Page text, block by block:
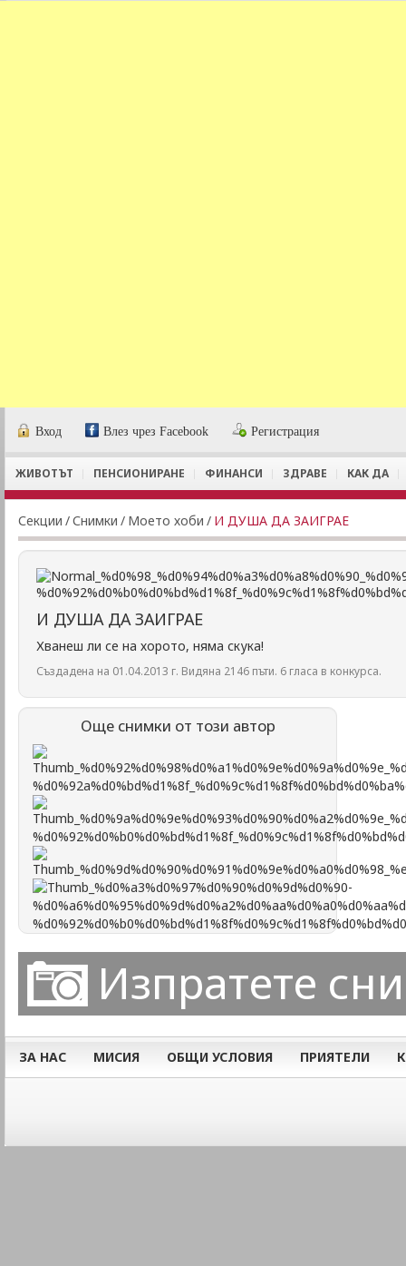
Вход Влез чрез Facebook Регистрация
ЖИВОТЪТ ПЕНСИОНИРАНЕ ФИНАНСИ ЗДРАВЕ КАК ДА
Секции /Снимки / Моето хоби / И ДУША ДА ЗАИГРАЕ
И ДУША ДА ЗАИГРАЕ
Хванеш ли се на хорото, няма скука!
Създадена на 01.04.2013 г. Видяна 2146 пъти. 6 гласа в конкурса.
Още снимки от този автор
Изпратете
ЗА НАС МИСИЯ ОБЩИ УСЛОВИЯ ПРИЯТЕЛИ